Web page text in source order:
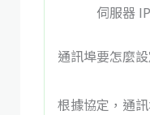
伺服器
通訊埠要怎麼
根據協定，通